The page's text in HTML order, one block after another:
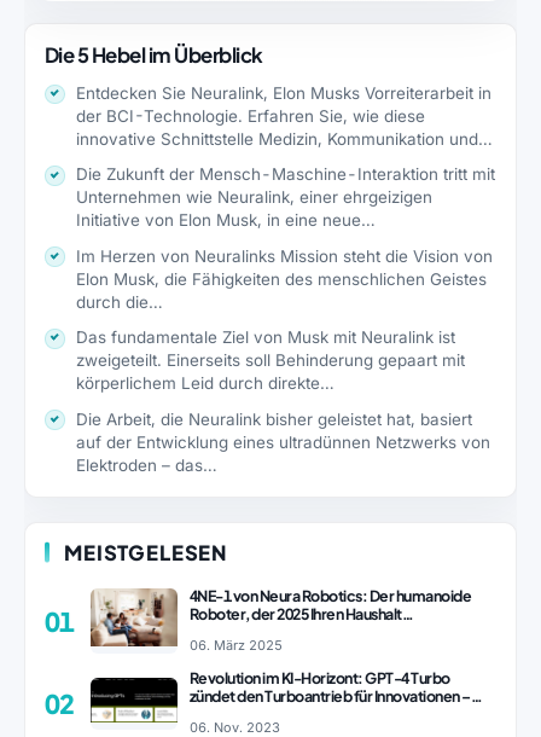
Die 5 Hebel im Überblick
Entdecken Sie Neuralink, Elon Musks Vorreiterarbeit in
der BCI-Technologie. Erfahren Sie, wie diese
innovative Schnittstelle Medizin, Kommunikation und…
Die Zukunft der Mensch-Maschine-Interaktion tritt mit
Unternehmen wie Neuralink, einer ehrgeizigen
Initiative von Elon Musk, in eine neue…
Im Herzen von Neuralinks Mission steht die Vision von
Elon Musk, die Fähigkeiten des menschlichen Geistes
durch die…
Das fundamentale Ziel von Musk mit Neuralink ist
zweigeteilt. Einerseits soll Behinderung gepaart mit
körperlichem Leid durch direkte…
Die Arbeit, die Neuralink bisher geleistet hat, basiert
auf der Entwicklung eines ultradünnen Netzwerks von
Elektroden – das…
MEISTGELESEN
01
4NE-1 von Neura Robotics: Der humanoide
Roboter, der 2025 Ihren Haushalt
06. März 2025
02
Revolution im KI-Horizont: GPT-4 Turbo
zündet den Turboantrieb für Innovationen –
06. Nov. 2023